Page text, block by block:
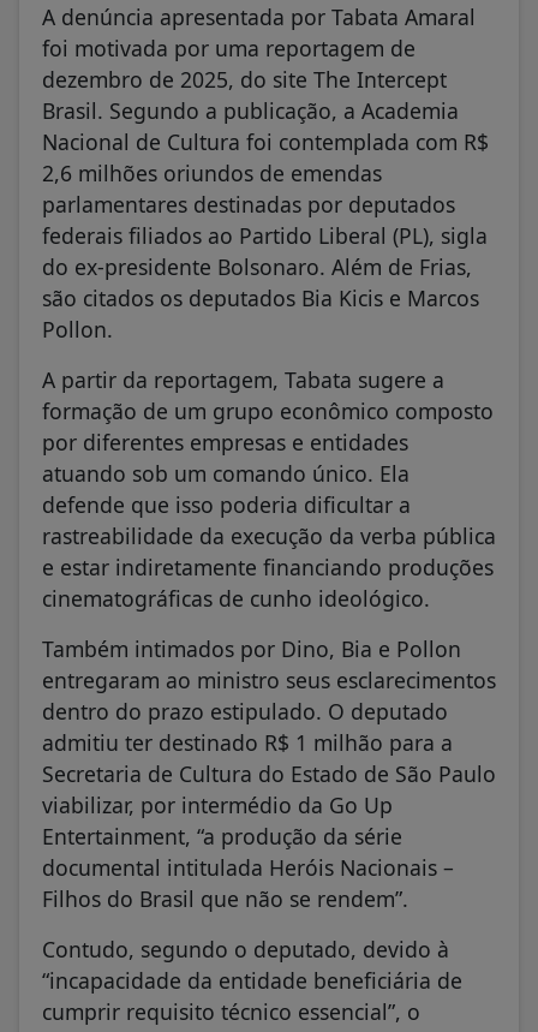
A denúncia apresentada por Tabata Amaral
foi motivada por uma reportagem de
dezembro de 2025, do site The Intercept
Brasil. Segundo a publicação, a Academia
Nacional de Cultura foi contemplada com R$
2,6 milhões oriundos de emendas
parlamentares destinadas por deputados
federais filiados ao Partido Liberal (PL), sigla
do ex-presidente Bolsonaro. Além de Frias,
são citados os deputados Bia Kicis e Marcos
Pollon.
A partir da reportagem, Tabata sugere a
formação de um grupo econômico composto
por diferentes empresas e entidades
atuando sob um comando único. Ela
defende que isso poderia dificultar a
rastreabilidade da execução da verba pública
e estar indiretamente financiando produções
cinematográficas de cunho ideológico.
Também intimados por Dino, Bia e Pollon
entregaram ao ministro seus esclarecimentos
dentro do prazo estipulado. O deputado
admitiu ter destinado R$ 1 milhão para a
Secretaria de Cultura do Estado de São Paulo
viabilizar, por intermédio da Go Up
Entertainment, “a produção da série
documental intitulada Heróis Nacionais –
Filhos do Brasil que não se rendem”.
Contudo, segundo o deputado, devido à
“incapacidade da entidade beneficiária de
cumprir requisito técnico essencial”, o